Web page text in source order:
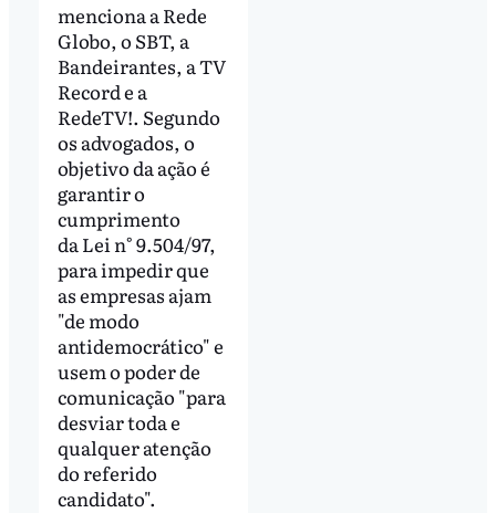
menciona a Rede
Globo, o SBT, a
Bandeirantes, a TV
Record e a
RedeTV!. Segundo
os advogados, o
objetivo da ação é
garantir o
cumprimento
da Lei n° 9.504/97,
para impedir que
as empresas ajam
"de modo
antidemocrático" e
usem o poder de
comunicação "para
desviar toda e
qualquer atenção
do referido
candidato".